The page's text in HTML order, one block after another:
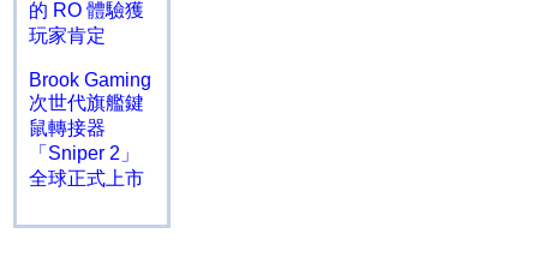
的 RO 體驗獲
玩家肯定
Brook Gaming
次世代旗艦鍵
鼠轉接器
「Sniper 2」
全球正式上市